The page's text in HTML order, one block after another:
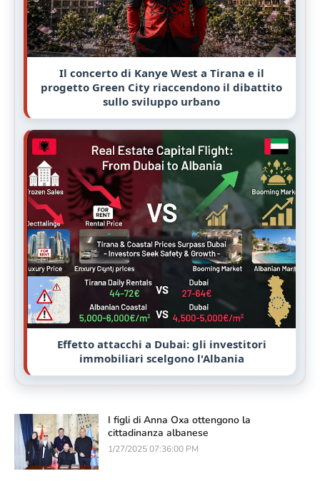
Il concerto di Kanye West a Tirana e il
progetto Green City riaccendono il dibattito
sullo sviluppo urbano
Effetto attacchi a Dubai: gli investitori
immobiliari scelgono l'Albania
I figli di Anna Oxa ottengono la
cittadinanza albanese
1/27/2025 07:36:00 PM